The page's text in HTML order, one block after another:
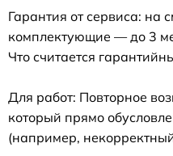
Гарантия от сервиса: на
комплектующие — до 3
Что считается
Для работ: Повторное
который прямо
(например,